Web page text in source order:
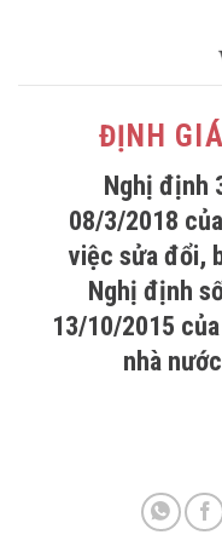
ĐỊNH
Nghị định
08/3/2018
việc sửa đổi,
Nghị định
13/10/2015
nhà